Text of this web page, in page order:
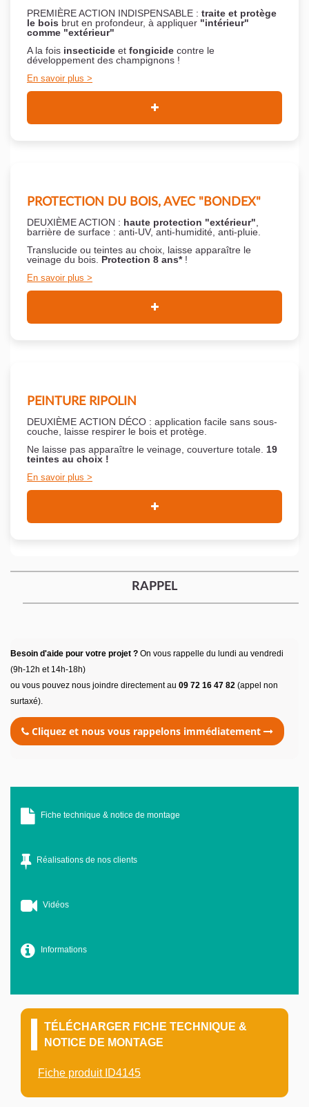
PREMIÈRE ACTION INDISPENSABLE : traite et protège
le bois brut en profondeur, à appliquer "intérieur"
comme "extérieur"
A la fois insecticide et fongicide contre le
développement des champignons !
En savoir plus
PROTECTION DU BOIS, AVEC "BONDEX"
DEUXIÈME ACTION : haute protection "extérieur"
barrière de surface : anti-UV, anti-humidité, anti-pluie.
Translucide ou teintes au choix, laisse apparaître le
veinage du bois. Protection 8 ans*!
En savoir plus
PEINTURE RIPOLIN
DEUXIÈME ACTION DÉCO : application facile sans sous-
couche, laisse respirer le bois et protège.
Ne laisse pas apparaître le veinage, couverture totale. 19
teintes au choix !
En savoir plus
RAPPEL
Besoin d'aide pour votre projet ? On vous rappelle du lundi au vendredi
(9h-12h et 14h-18h)
ou vous pouvez nous joindre directement au 09 72 16 47 82 (appel non
surtaxé).
Cliquez et nous vous rappelons immédiatement
Fiche technique & notice de montage
Réalisations de nos clients
Vidéos
Informations
TÉLÉCHARGER FICHE TECHNIQUE &
NOTICE DE MONTAGE
Fiche produit ID4145